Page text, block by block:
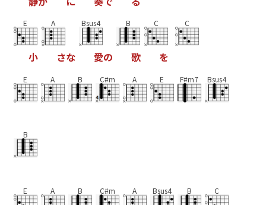
E
小
A
さな
Bsus4
愛の
B
歌
C
を
C
E A B C#m A E F#m7 Bsus4
B
E A B C#m A Bsus4 B C